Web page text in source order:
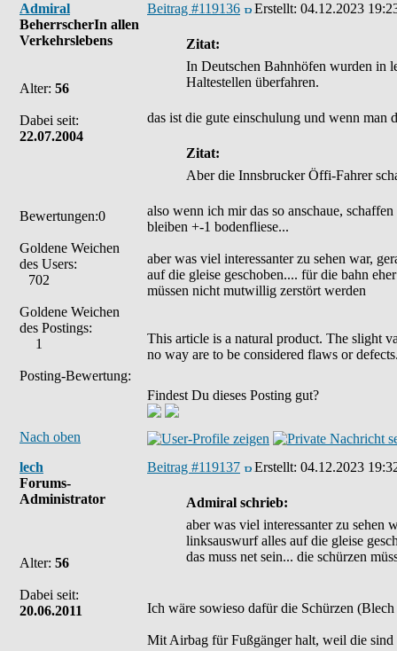
Admiral
BeherrscherIn allen
Verkehrslebens
Alter: 56
Dabei seit:
22.07.2004
Bewertungen:0
Goldene Weichen
des Users:
702
Goldene Weichen
des Postings:
1
Posting-Bewertung:
Beitrag #119136 Erstellt: 04.12.2023
Zitat:
In Deutschen Bahnhöfen wurden in
Haltestellen überfahren.
das ist die gute einschulung und wenn man
Zitat:
Aber die Innsbrucker Öffi-Fahrer
also wenn ich mir das so anschaue,
bleiben +-1 bodenfliese...
aber was viel interessanter zu sehen war,
auf die gleise geschoben.... für die bahn
müssen nicht mutwillig zerstört werden
This article is a natural product. The slight
no way are to be considered flaws or
Findest Du dieses Posting gut?
Nach oben
lech
Forums-
Administrator
Alter: 56
Dabei seit:
20.06.2011
Beitrag #119137 Erstellt: 04.12.2023
Admiral schrieb:
aber was viel interessanter zu sehen
linksauswurf alles auf die gleise
das muss net sein... die schürzen
Ich wäre sowieso dafür die Schürzen
Mit Airbag für Fußgänger halt, weil die